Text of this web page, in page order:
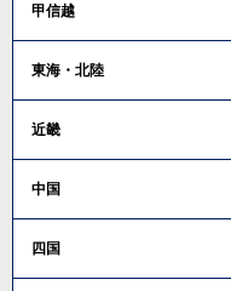
甲信越
東海・北陸
近畿
中国
四国